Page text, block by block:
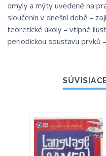
omyly a mýty uvedené na
sloučenin v dnešní době –
teoretické úkoly – vtipné
periodickou soustavu prvků